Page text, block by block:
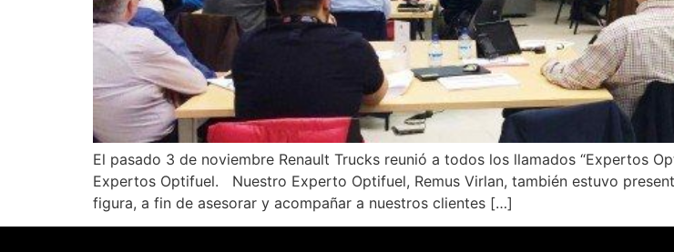
El pasado 3 de noviembre Renault Trucks reunió a todos los llamados “Expertos
Expertos Optifuel. Nuestro Experto Optifuel, Remus Virlan, también estuvo
figura, a fin de asesorar y acompañar a nuestros clientes […]